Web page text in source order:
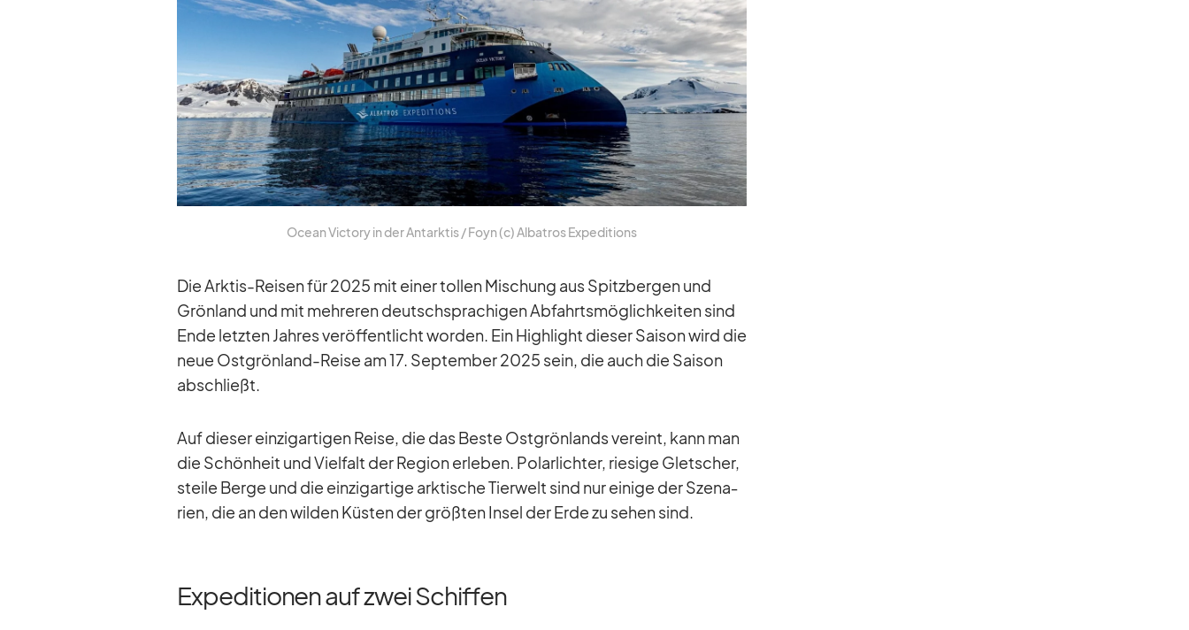
Ocean Vic­tory in der Ant­ark­tis /​ Foyn (c) Al­ba­tros Ex­pe­di­ti­ons
Die Ark­tis-Rei­sen für 2025 mit ei­ner tol­len Mi­schung aus Spitz­ber­gen und
Grön­land und mit meh­re­ren deutsch­spra­chi­gen Ab­fahrts­mög­lich­kei­ten sind
Ende letz­ten Jah­res ver­öf­fent­licht wor­den. Ein High­light die­ser Sai­son wird die
neue Ost­grön­land-Reise am 17. Sep­tem­ber 2025 sein, die auch die Sai­son
ab­schließt.
Auf die­ser ein­zig­ar­ti­gen Reise, die das Beste Ost­grön­lands ver­eint, kann man
die Schön­heit und Viel­falt der Re­gion er­le­ben. Po­lar­lich­ter, rie­sige Glet­scher,
steile Berge und die ein­zig­ar­tige ark­ti­sche Tier­welt sind nur ei­nige der Sze­na­
rien, die an den wil­den Küs­ten der größ­ten In­sel der Erde zu se­hen sind.
Expeditionen auf zwei Schiffen